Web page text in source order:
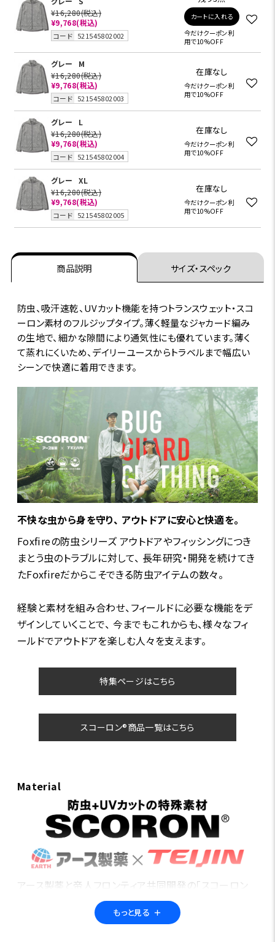
¥16,280(税込)
¥9,768(税込)
コード 521545802002
カートに入れる
今だけクーポン利
用で10%OFF
グレー
M
¥16,280(税込)
¥9,768(税込)
コード 521545802003
在庫なし
今だけクーポン利
用で10%OFF
グレー
L
¥16,280(税込)
¥9,768(税込)
コード 521545802004
在庫なし
今だけクーポン利
用で10%OFF
グレー
XL
¥16,280(税込)
¥9,768(税込)
コード 521545802005
在庫なし
今だけクーポン利
用で10%OFF
商品説明 サイズ・スペック
防虫、吸汗速乾、UVカット機能を持つトランスウェット・スコ
ーロン素材のフルジップタイプ。薄く軽量なジャカード編み
の生地で、細かな隙間により通気性にも優れています。薄く
て蒸れにくいため、デイリーユースからトラベルまで幅広い
シーンで快適に着用できます。
不快な虫から身を守り、 アウトドアに安心と快適を。
Foxfireの防虫シリーズ アウトドアやフィッシングにつき
まとう虫のトラブルに対して、 長年研究・開発を続けてき
たFoxfireだからこそできる防虫アイテムの数々。
経験と素材を組み合わせ、フィールドに必要な機能をデ
ザインしていくことで、 今までもこれからも、様々なフィ
ールドでアウトドアを楽しむ人々を支えます。
特集ページはこちら
スコーロン®商品一覧はこちら
Material
アース製薬と帝人フロンティア共同開発の「スコーロン
®」。繊維に特殊な防虫加工を施すことで、フィールドの不
快な虫から身を守る「防虫素材」です。さらにUVカット機
もっと見る ＋